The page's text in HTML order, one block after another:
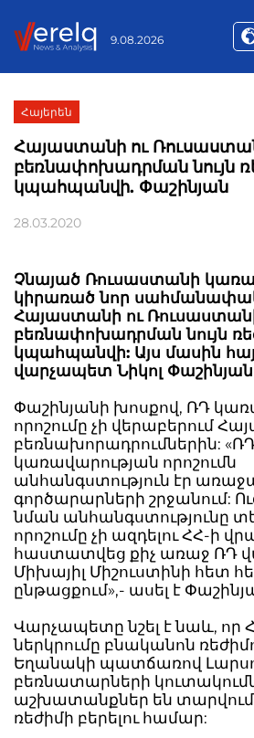
9.08.2026
Հայերեն
Հայաստանի ու
բեռնափոխադրման նույն
կպահպանվի. Փաշինյան
28.03.2020
Չնայած Ռուսաստանի
կիրառած նոր
Հայաստանի ու
բեռնափոխադրման նույն
կպահպանվի: Այս մասին
վարչապետ Նիկոլ
Փաշինյանի խոսքով, ՌԴ
որոշումը չի վերաբերում
բեռնախորադրումներին:
կառավարության որոշումն
անհանգստություն էր
գործարարների շրջանում:
նման անհանգստությունը
որոշումը չի ազդելու ՀՀ-ի
հաստատվեց քիչ առաջ ՌԴ
Միխայիլ Միշուստինի հետ
ընթացքում»,- ասել է
Վարչապետը նշել է նաև, որ
ներկրումը բնականոն
Եղանակի պատճառով
բեռնատարների
աշխատանքներ են
ռեժիմի բերելու համար: